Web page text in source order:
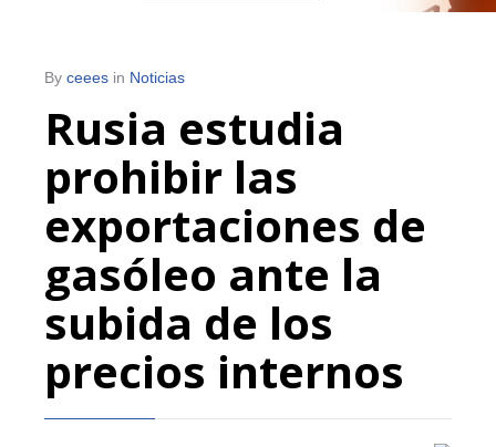
By ceees in Noticias
Rusia estudia
prohibir las
exportaciones de
gasóleo ante la
subida de los
precios internos